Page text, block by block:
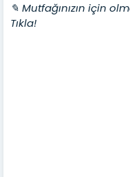
✎ Mutfağınızın için
Tıkla!